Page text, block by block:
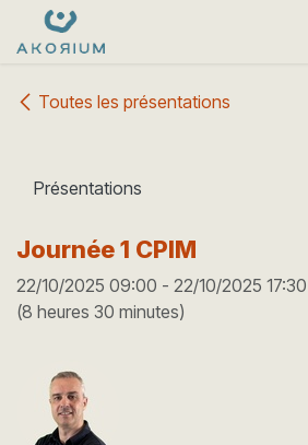
Se rendre au contenu
Toutes les présentations
Présentations
Journée 1 CPIM
22/10/2025 09:00 - 22/10/2025 17:30
(8 heures 30 minutes)